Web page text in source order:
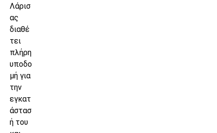
Λάρισ
ας
διαθέ
τει
πλήρη
υποδο
μή για
την
εγκατ
άστασ
ή του